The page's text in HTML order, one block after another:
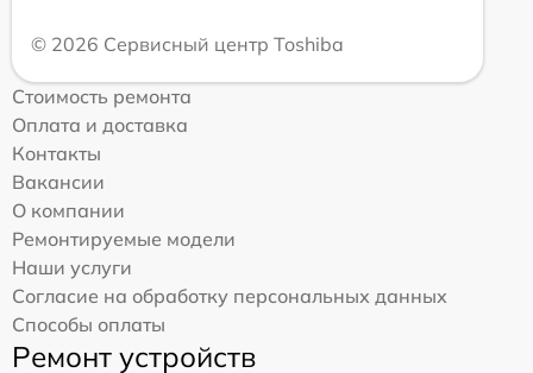
© 2026 Сервисный центр Toshiba
Стоимость ремонта
Оплата и доставка
Контакты
Вакансии
О компании
Ремонтируемые модели
Наши услуги
Согласие на обработку персональных данных
Способы оплаты
Ремонт устройств